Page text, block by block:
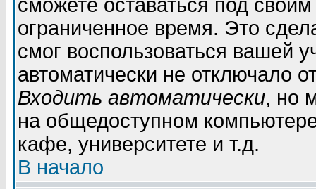
сможете оставаться под
ограниченное время. Это
смог воспользоваться вашей
автоматически не отключало
Входить автоматически, но
на общедоступном
кафе, университете и т.д.
В начало